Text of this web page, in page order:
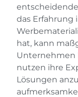
das Erfahrung
hat, kann
Unternehmen
nutzen ihre
Lösungen